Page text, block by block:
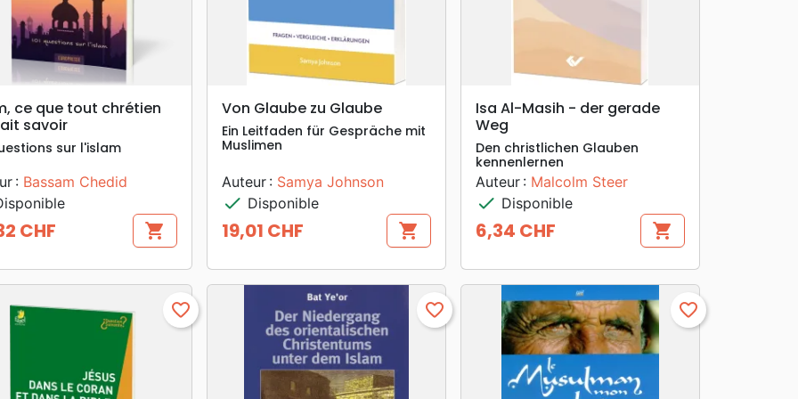
search APERÇU RAPIDE
ce que tout chrétien
savoir
sur l'islam
: Bassam Chedid
CHF shopping_cart
search APERÇU RAPIDE
Von Glaube zu Glaube
Ein Leitfaden für Gespräche mit
Muslimen
Auteur : Samya Johnson
check Disponible
Prix
19,01 CHF shopping_cart
searchAPERÇU RAPIDE
Isa Al-Masih - der gerade
Weg
Den christlichen Glauben
kennenlernen
Auteur : Malcolm Steer
check Disponible
Prix
6,34 CHF shopping_cart
favorite_border favorite_border favorite_border